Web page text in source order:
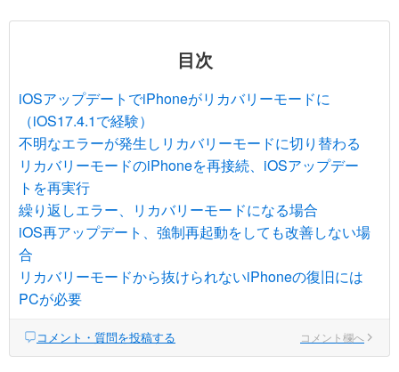
目次
iOSアップデートでiPhoneがリカバリーモードに
（iOS17.4.1で経験）
不明なエラーが発生しリカバリーモードに切り替わる
リカバリーモードのiPhoneを再接続、iOSアップデー
トを再実行
繰り返しエラー、リカバリーモードになる場合
iOS再アップデート、強制再起動をしても改善しない場
合
リカバリーモードから抜けられないiPhoneの復旧には
PCが必要
コメント・質問を投稿する コメント欄へ